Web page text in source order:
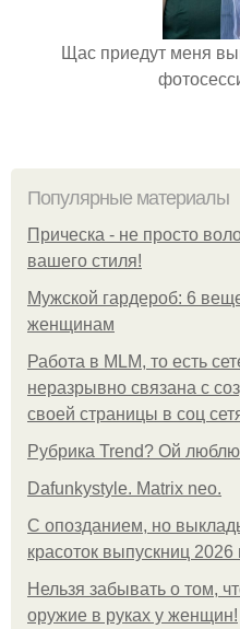
Щас приедут меня
Популярные материалы
Прическа - не просто
вашего стиля!
Мужской гардероб: 6
женщинам
Работа в MLM, то есть
неразрывно связана с
своей страницы в соц
Рубрика Trend? Ой
Dafunkystyle. Matrix neo.
С опозданием, но
красоток выпускниц 2026
Нельзя забывать о том,
оружие в руках у женщин!